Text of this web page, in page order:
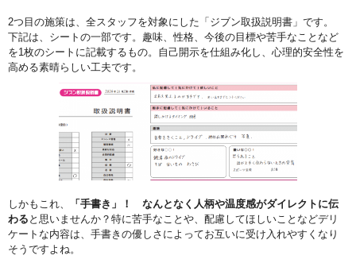
2つ目の施策は、全スタッフを対象にした「ジブン取扱説明書」です。
下記は、シートの一部です。趣味、性格、今後の目標や苦手なことなど
を1枚のシートに記載するもの。自己開示を仕組み化し、心理的安全性を
高める素晴らしい工夫です。
しかもこれ、
「手書き」！ なんとなく人柄や温度感がダイレクトに伝
わる と思いませんか？特に苦手なことや、配慮してほしいことなどデリ
ケートな内容は、手書きの優しさによってお互いに受け入れやすくなり
そうですよね。